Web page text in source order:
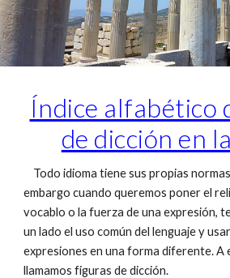
Índice alfabético
de dicción en
Todo idioma tiene sus propias
embargo cuando queremos poner el
vocablo o la fuerza de una expresión,
un lado el uso común del lenguaje y
expresiones en una forma diferente. A
llamamos figuras de dicción.